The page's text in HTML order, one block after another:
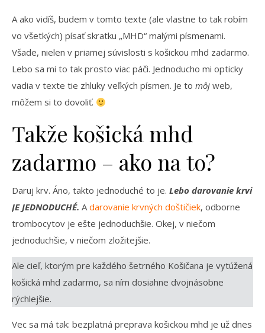
A ako vidíš, budem v tomto texte (ale vlastne to tak robím
vo všetkých) písať skratku „MHD“ malými písmenami.
Všade, nielen v priamej súvislosti s košickou mhd zadarmo.
Lebo sa mi to tak prosto viac páči. Jednoducho mi opticky
vadia v texte tie zhluky veľkých písmen. Je to môj web,
môžem si to dovoliť.
Takže košická mhd
zadarmo – ako na to?
Daruj krv. Áno, takto jednoduché to je. Lebo darovanie krvi
JE JEDNODUCHÉ. Adarovanie krvných doštičiek, odborne
trombocytov je ešte jednoduchšie. Okej, v niečom
jednoduchšie, v niečom zložitejšie.
Ale cieľ, ktorým pre každého šetrného Košičana je vytúžená
košická mhd zadarmo, sa ním dosiahne dvojnásobne
rýchlejšie.
Vec sa má tak: bezplatná preprava košickou mhd je už dnes